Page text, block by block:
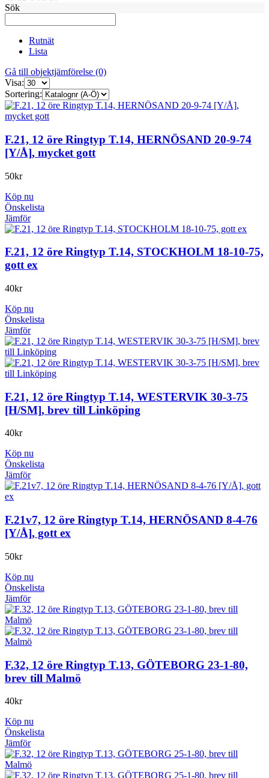
Sök
Rutnät
Lista
Gå till objektjämförelse (0)
Visa:
Sortering:
F.21, 12 öre Ringtyp T.14, HERNÖSAND 20-9-74
[Y/Å], mycket gott
50kr
Köp nu
Önskelista
Jämför
F.21, 12 öre Ringtyp T.14, STOCKHOLM 18-10-75,
gott ex
40kr
Köp nu
Önskelista
Jämför
F.21, 12 öre Ringtyp T.14, WESTERVIK 30-3-75
[H/SM], brev till Linköping
40kr
Köp nu
Önskelista
Jämför
F.21v7, 12 öre Ringtyp T.14, HERNÖSAND 8-4-76
[Y/Å], gott ex
50kr
Köp nu
Önskelista
Jämför
F.32, 12 öre Ringtyp T.13, GÖTEBORG 23-1-80,
brev till Malmö
40kr
Köp nu
Önskelista
Jämför